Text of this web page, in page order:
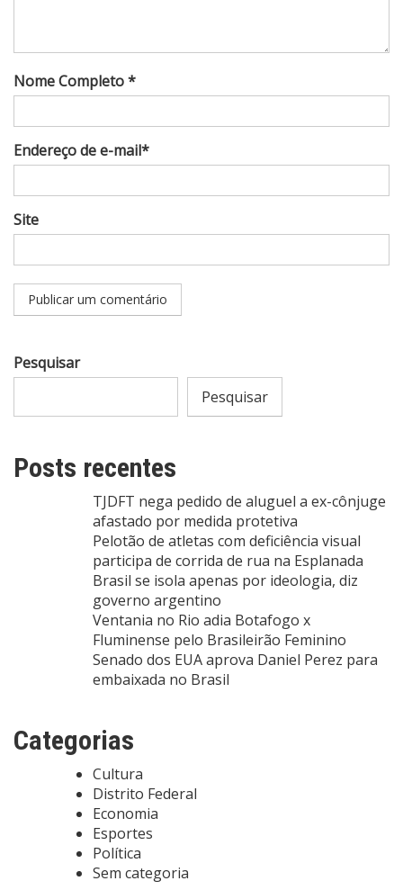
Nome Completo *
Endereço de e-mail*
Site
Pesquisar
Pesquisar
Posts recentes
TJDFT nega pedido de aluguel a ex-cônjuge
afastado por medida protetiva
Pelotão de atletas com deficiência visual
participa de corrida de rua na Esplanada
Brasil se isola apenas por ideologia, diz
governo argentino
Ventania no Rio adia Botafogo x
Fluminense pelo Brasileirão Feminino
Senado dos EUA aprova Daniel Perez para
embaixada no Brasil
Categorias
Cultura
Distrito Federal
Economia
Esportes
Política
Sem categoria